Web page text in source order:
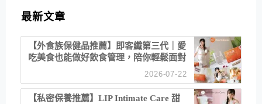
最新文章
【外食族保健品推薦】即客纖第三代｜愛
吃美食也能做好飲食管理，陪你輕鬆面對
2026-07-22
【私密保養推薦】LIP Intimate Care 甜